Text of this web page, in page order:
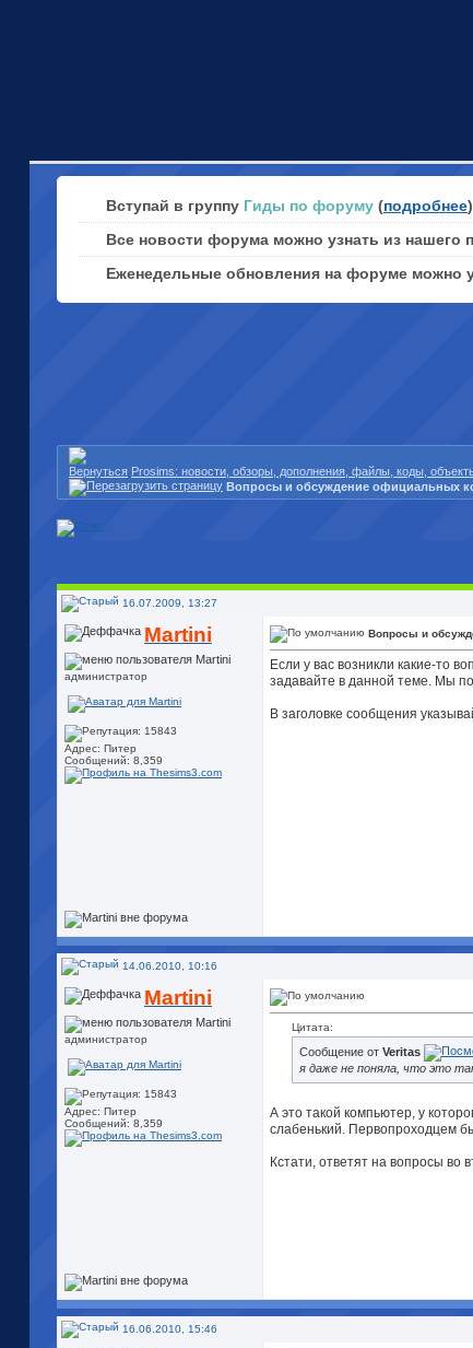
Вступай в группу Гиды по форуму (подробнее)
Все новости форума можно узнать из нашего
Еженедельные обновления на форуме можно
Prosims: новости, обзоры, дополнения, файлы, коды,
Вопросы и обсуждение официальных
16.07.2009, 13:27
Martini
администратор
Адрес: Питер
Сообщений: 8,359
Вопросы и
Если у вас возникли какие-то
задавайте в данной теме. Мы
В заголовке сообщения
14.06.2010, 10:16
Martini
администратор
Адрес: Питер
Сообщений: 8,359
Цитата:
Сообщение от Veritas
я даже не поняла, что это
А это такой компьютер, у
слабенький. Первопроходцем
Кстати, ответят на вопросы во
16.06.2010, 15:46